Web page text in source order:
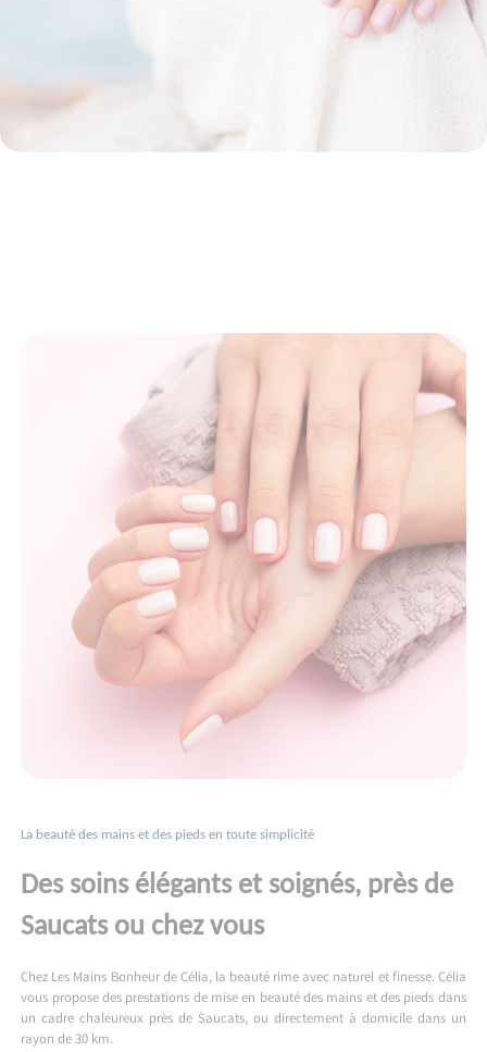
La beauté des mains et des pieds en toute simplicité
Des soins élégants et soignés, près de
Saucats ou chez vous
Chez Les Mains Bonheur de Célia, la beauté rime avec naturel et finesse. Célia
vous propose des prestations de mise en beauté des mains et des pieds dans
un cadre chaleureux près de Saucats, ou directement à domicile dans un
rayon de 30 km.